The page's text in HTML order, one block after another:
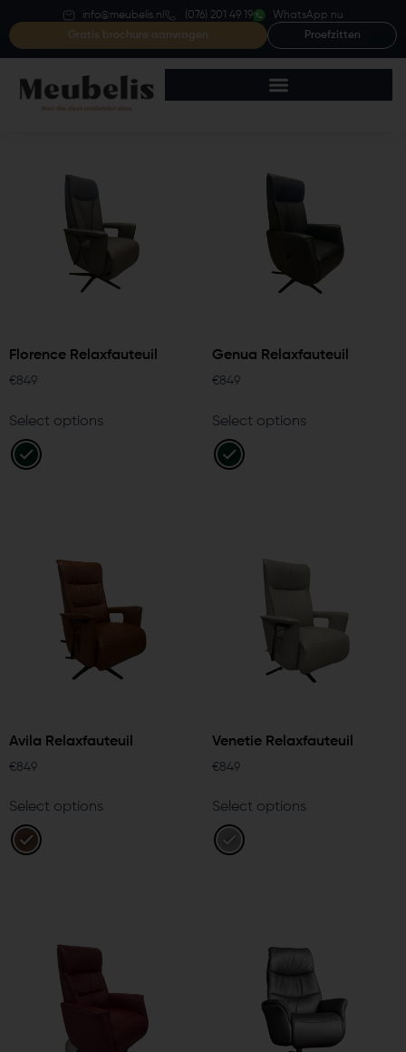
info@meubelis.nl (076) 201 49 19
WhatsApp nu
Gratis brochure aanvragen
Proefzitten
Florence Relaxfauteuil
€849
Select options
Genua Relaxfauteuil
€849
Select options
Avila Relaxfauteuil
€849
Select options
Venetie Relaxfauteuil
€849
Select options